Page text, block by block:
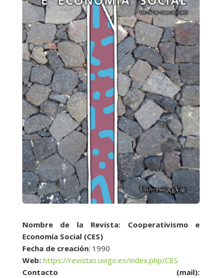
Nombre de la Revista: Cooperativismo e
Economía Social (CES)
Fecha de creación: 1990
Web: https://revistas.uvigo.es/index.php/CES
Contacto (mail):